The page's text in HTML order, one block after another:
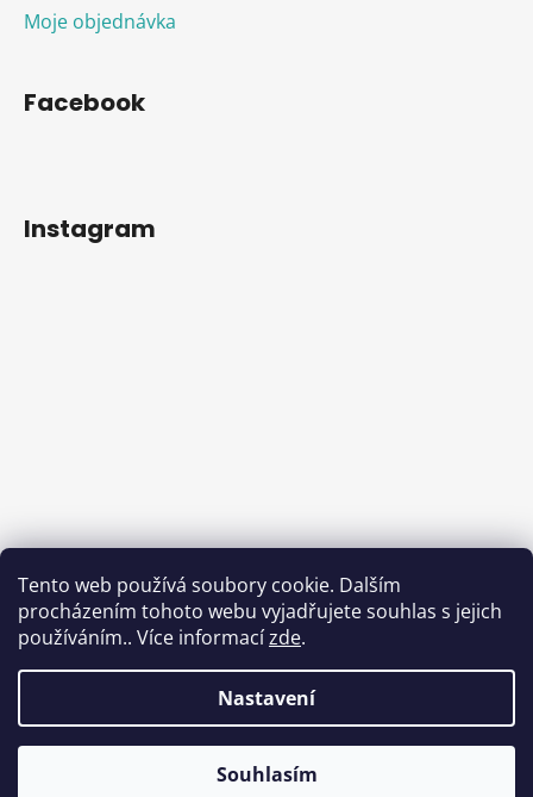
Tento web používá soubory cookie. Dalším
procházením tohoto webu vyjadřujete souhlas s jejich
používáním.. Více informacízde.
Nastavení
Souhlasím
Moje objednávka
Facebook
Instagram
Vytvořil Shoptet
Babycar s.r.o.